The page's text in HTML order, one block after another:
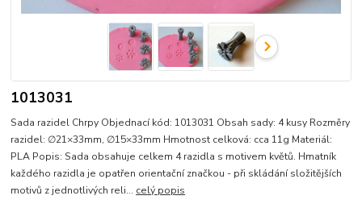
1013031
Sada razidel Chrpy Objednací kód: 1013031 Obsah sady: 4 kusy Rozměry
razidel: ∅21×33mm, ∅15×33mm Hmotnost celková: cca 11g Materiál:
PLA Popis: Sada obsahuje celkem 4 razidla s motivem květů. Hmatník
každého razidla je opatřen orientační značkou - při skládání složitějších
motivů z jednotlivých reli... celý popis